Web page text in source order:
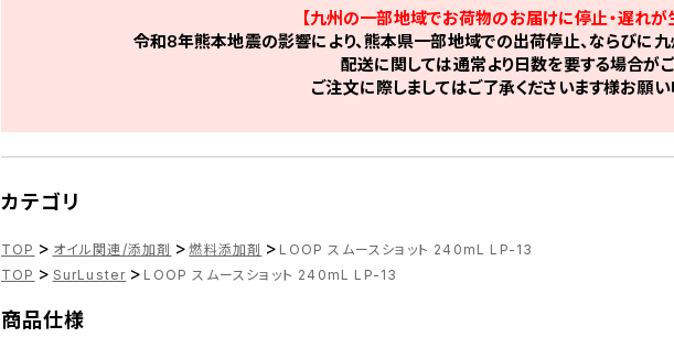
【九州の一部地域でお荷物のお届けに停止・遅れが
令和8年熊本地震の影響により、熊本県一部地域での出荷停止、ならびに九
配送に関しては通常より日数を要する場合がご
ご注文に際しましてはご了承くださいます様お願い
カテゴリ
TOP > オイル関連/添加剤 > 燃料添加剤 > LOOP スムースショット 240mL LP-13
TOP > SurLuster > LOOP スムースショット 240mL LP-13
商品仕様